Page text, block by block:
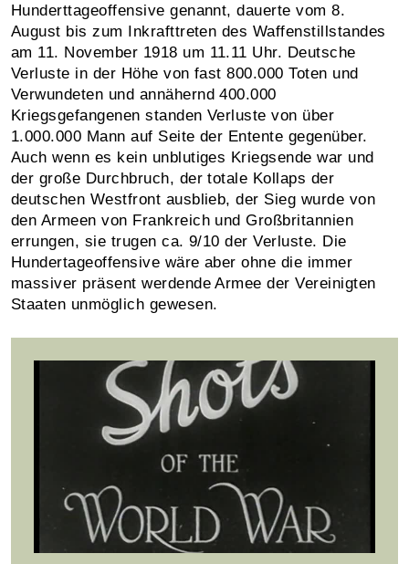
Hunderttageoffensive genannt, dauerte vom 8.
August bis zum Inkrafttreten des Waffenstillstandes
am 11. November 1918 um 11.11 Uhr. Deutsche
Verluste in der Höhe von fast 800.000 Toten und
Verwundeten und annähernd 400.000
Kriegsgefangenen standen Verluste von über
1.000.000 Mann auf Seite der Entente gegenüber.
Auch wenn es kein unblutiges Kriegsende war und
der große Durchbruch, der totale Kollaps der
deutschen Westfront ausblieb, der Sieg wurde von
den Armeen von Frankreich und Großbritannien
errungen, sie trugen ca. 9/10 der Verluste. Die
Hundertageoffensive wäre aber ohne die immer
massiver präsent werdende Armee der Vereinigten
Staaten unmöglich gewesen.